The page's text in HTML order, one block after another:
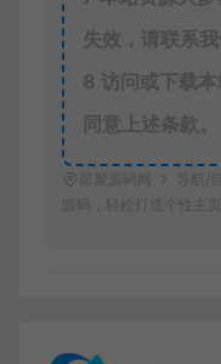
失效，请联系
8 访问或下载
同意上述条款。
星聚源码网 导航/
源码，轻松打造个性主页